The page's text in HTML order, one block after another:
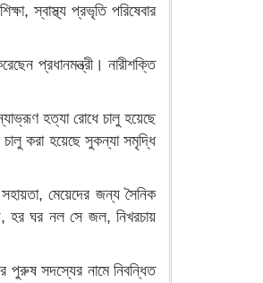
স্বাস্থ্য প্রভৃতি পরিষেবার
প্রধানমন্ত্রী। নারীশক্তি
হত্যা রোধে চালু হয়েছে
চালু করা হয়েছে সুকন্যা সমৃদ্ধি
মেয়েদের জন্য সৈনিক
হর ঘর নল সে জল, নিখরচায়
পুরুষ সদস্যের নামে নিবন্ধিত